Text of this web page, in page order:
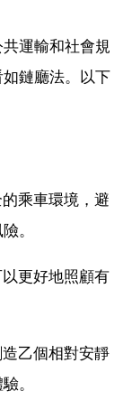
運輸和社會規
鏈廳法。以下
乘車環境，避
。
更好地照顧有
乙個相對安靜
。